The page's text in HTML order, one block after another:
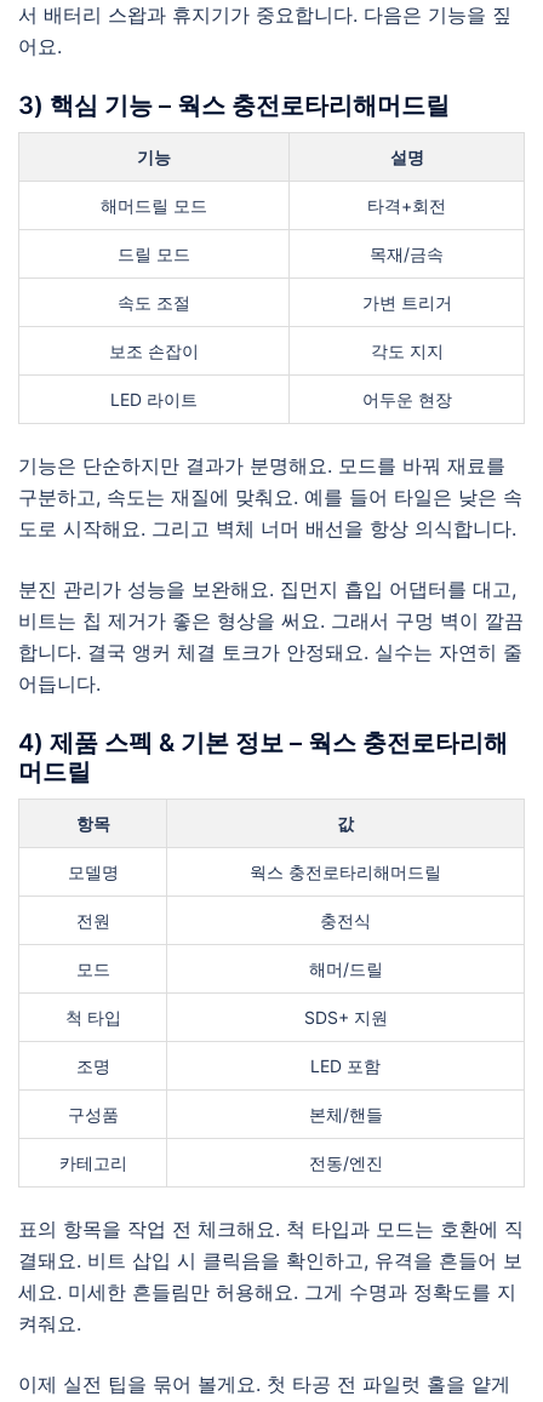
서 배터리 스왑과 휴지기가 중요합니다. 다음은 기능을 짚
어요.
3) 핵심 기능 – 웍스 충전로타리해머드릴
기능 설명
해머드릴 모드 타격+회전
드릴 모드 목재/금속
속도 조절 가변 트리거
보조 손잡이 각도 지지
LED 라이트 어두운 현장
기능은 단순하지만 결과가 분명해요. 모드를 바꿔 재료를
구분하고, 속도는 재질에 맞춰요. 예를 들어 타일은 낮은 속
도로 시작해요. 그리고 벽체 너머 배선을 항상 의식합니다.
분진 관리가 성능을 보완해요. 집먼지 흡입 어댑터를 대고,
비트는 칩 제거가 좋은 형상을 써요. 그래서 구멍 벽이 깔끔
합니다. 결국 앵커 체결 토크가 안정돼요. 실수는 자연히 줄
어듭니다.
4) 제품 스펙 & 기본 정보 – 웍스 충전로타리해
머드릴
항목 값
모델명 웍스 충전로타리해머드릴
전원 충전식
모드 해머/드릴
척 타입 SDS+ 지원
조명 LED 포함
구성품 본체/핸들
카테고리 전동/엔진
표의 항목을 작업 전 체크해요. 척 타입과 모드는 호환에 직
결돼요. 비트 삽입 시 클릭음을 확인하고, 유격을 흔들어 보
세요. 미세한 흔들림만 허용해요. 그게 수명과 정확도를 지
켜줘요.
이제 실전 팁을 묶어 볼게요. 첫 타공 전 파일럿 홀을 얕게